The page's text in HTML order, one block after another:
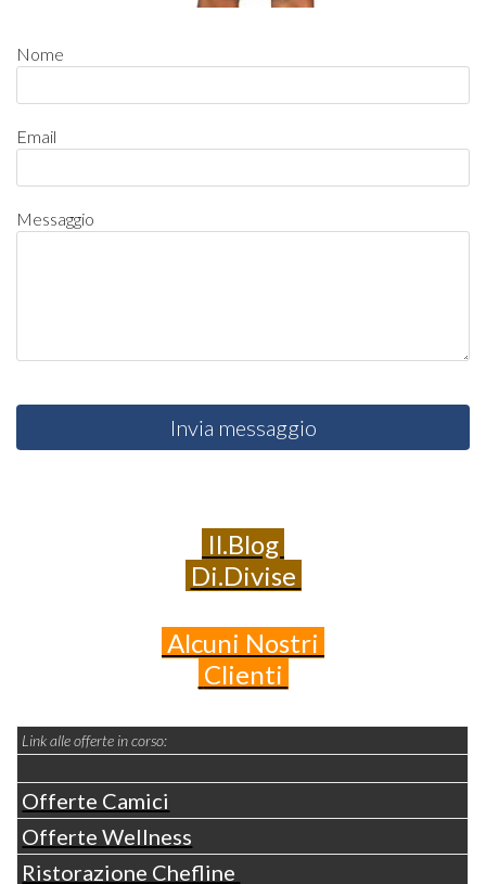
Nome
Email
Messaggio
Invia messaggio
Il.Blog
Di.Divise
Alcuni Nostri
Clienti
Link alle offerte in corso:
Offerte Camici
Offerte Wellness
Ristorazione Chefline